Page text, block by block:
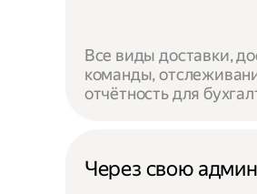
Все виды доставки,
команды,
отчётность для
Через свою